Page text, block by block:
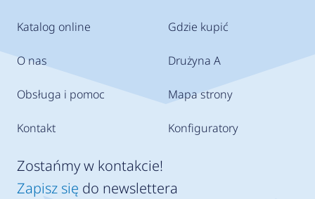
Katalog online
O nas
Obsługa i pomoc
Kontakt
Gdzie kupić
Drużyna A
Mapa strony
Konfiguratory
Zostańmy w kontakcie!
Zapisz się do newslettera